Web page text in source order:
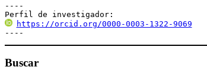
----
Perfil de investigador:
https://orcid.org/0000-0003-1322-9069
----
Buscar